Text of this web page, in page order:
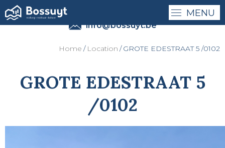
info@bossuyt.be
MENU
Home Location GROTE EDESTRAAT 5 /0102
GROTE EDESTRAAT 5
/0102